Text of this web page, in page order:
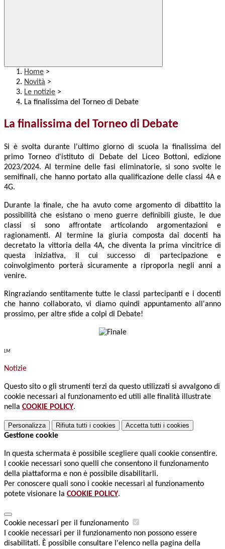
Home >
Novità >
Le notizie >
La finalissima del Torneo di Debate
La finalissima del Torneo di Debate
Si è svolta durante l'ultimo giorno di scuola la finalissima del
primo Torneo d'istituto di Debate del Liceo Bottoni, edizione
2023/2024. Al termine delle fasi eliminatorie, si sono svolte le
semifinali, che hanno portato alla qualificazione delle classi 4A e
4G.
Durante la finale, che ha avuto come argomento di dibattito la
possibilità che esistano o meno guerre definibili giuste, le due
classi si sono affrontate articolando argomentazioni e
ragionamenti. Al termine la giuria composta dai docenti ha
decretato la vittoria della 4A, che diventa la prima vincitrice di
questa iniziativa, il cui successo di partecipazione e
coinvolgimento porterà sicuramente a riproporla negli anni a
venire.
Ringraziando sentitamente tutte le classi partecipanti e i docenti
che hanno collaborato, vi diamo quindi appuntamento all'anno
prossimo, per altre sfide a colpi di Debate!
LM
Notizie
Questo sito o gli strumenti terzi da questo utilizzati si avvalgono di
cookie necessari al funzionamento ed utili alle finalità illustrate
nella COOKIE POLICY.
Personalizza Rifiuta tutti i cookies Accetta tutti i cookies
Gestione cookie
In questa schermata è possibile scegliere quali cookie consentire.
I cookie necessari sono quelli che consentono il funzionamento
della piattaforma e non è possibile disabilitarli.
Per conoscere quali sono i cookie necessari al funzionamento
potete visionare la COOKIE POLICY.
Cookie necessari per il funzionamento
I cookie necessari per il funzionamento non possono essere
disabilitati. È possibile consultare l'elenco nella pagina della